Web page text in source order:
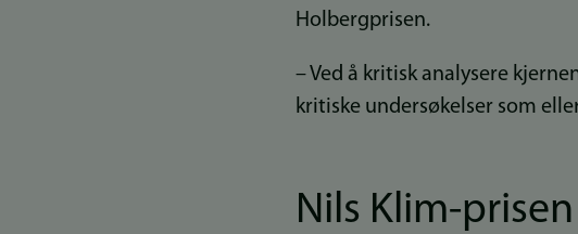
Holbergprisen.
– Ved å kritisk analysere
kritiske undersøkelser som
Nils Klim-